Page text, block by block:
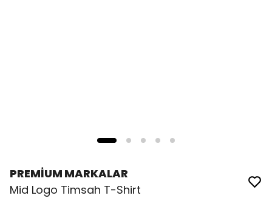
PREMİUM MARKALAR
Mid Logo Timsah T-Shirt